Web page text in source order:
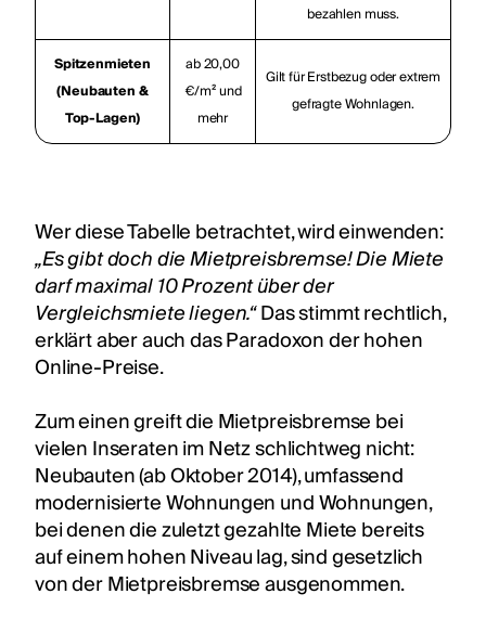
bezahlen muss.
Spitzenmieten
(Neubauten &
Top-Lagen)
ab 20,00
€/m² und
mehr
Gilt für Erstbezug oder extrem
gefragte Wohnlagen.
Wer diese Tabelle betrachtet, wird einwenden:
„Es gibt doch die Mietpreisbremse! Die Miete
darf maximal 10 Prozent über der
Vergleichsmiete liegen.“Das stimmt rechtlich,
erklärt aber auch das Paradoxon der hohen
Online-Preise.
Zum einen greift die Mietpreisbremse bei
vielen Inseraten im Netz schlichtweg nicht:
Neubauten (ab Oktober 2014), umfassend
modernisierte Wohnungen und Wohnungen,
bei denen die zuletzt gezahlte Miete bereits
auf einem hohen Niveau lag, sind gesetzlich
von der Mietpreisbremse ausgenommen.